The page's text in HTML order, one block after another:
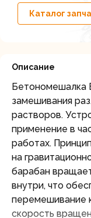
Каталог
Описание
Бетономешалка
замешивания
растворов.
применение в
работах.
на
барабан
внутри, что
перемешивание
скорость